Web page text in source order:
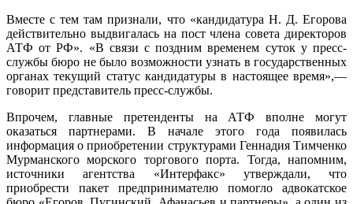
Вместе с тем там признали, что «кандидатура Н. Д. Егорова
действительно выдвигалась на пост члена совета директоров
АТФ от РФ». «В связи с поздним временем суток у пресс-
службы бюро не было возможности узнать в государственных
органах текущий статус кандидатуры в настоящее время»,—
говорит представитель пресс-службы.
Впрочем, главные претенденты на АТФ вполне могут
оказаться партнерами. В начале этого года появилась
информация о приобретении структурами Геннадия Тимченко
Мурманского морского торгового порта. Тогда, напомним,
источники агентства «Интерфакс» утверждали, что
приобрести пакет предпринимателю помогло адвокатское